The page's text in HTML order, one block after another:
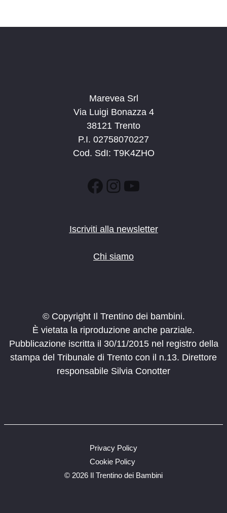
Marevea Srl
Via Luigi Bonazza 4
38121 Trento
P.I. 02758070227
Cod. SdI: T9K4ZHO
Facebook
Instagram
YouTube
Iscriviti alla newsletter
Chi siamo
© Copyright Il Trentino dei bambini.
È vietata la riproduzione anche parziale.
Pubblicazione iscritta il 30/11/2015 nel registro della
stampa del Tribunale di Trento con il n.13. Direttore
responsabile Silvia Conotter
© 2026 Il Trentino dei Bambini
Privacy Policy
Cookie Policy